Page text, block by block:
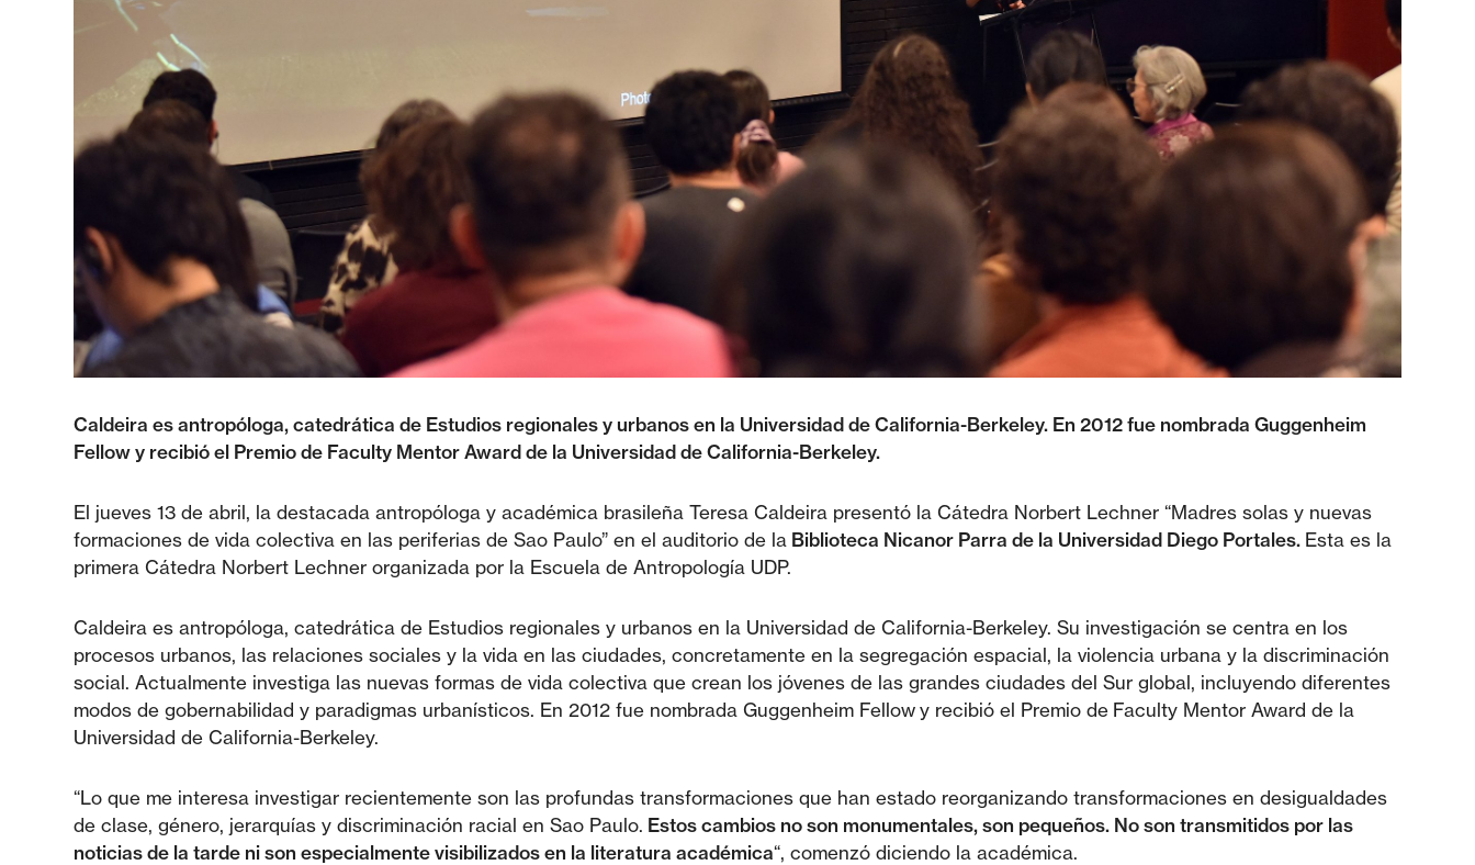
Caldeira es antropóloga, catedrática de Estudios regionales y urbanos en la Universidad de California-Berkeley. En 2012 fue nombrada Guggenheim
Fellow y recibió el Premio de Faculty Mentor Award de la Universidad de California-Berkeley.
El jueves 13 de abril, la destacada antropóloga y académica brasileña Teresa Caldeira presentó la Cátedra Norbert Lechner “Madres solas y nuevas
formaciones de vida colectiva en las periferias de Sao Paulo” en el auditorio de la Biblioteca Nicanor Parra de la Universidad Diego Portales. Esta es la
primera Cátedra Norbert Lechner organizada por la Escuela de Antropología UDP.
Caldeira es antropóloga, catedrática de Estudios regionales y urbanos en la Universidad de California-Berkeley. Su investigación se centra en los
procesos urbanos, las relaciones sociales y la vida en las ciudades, concretamente en la segregación espacial, la violencia urbana y la discriminación
social. Actualmente investiga las nuevas formas de vida colectiva que crean los jóvenes de las grandes ciudades del Sur global, incluyendo diferentes
modos de gobernabilidad y paradigmas urbanísticos. En 2012 fue nombrada Guggenheim Fellow y recibió el Premio de Faculty Mentor Award de la
Universidad de California-Berkeley.
“Lo que me interesa investigar recientemente son las profundas transformaciones que han estado reorganizando transformaciones en desigualdades
de clase, género, jerarquías y discriminación racial en Sao Paulo. Estos cambios no son monumentales, son pequeños. No son transmitidos por las
noticias de la tarde ni son especialmente visibilizados en la literatura académica“, comenzó diciendo la académica.